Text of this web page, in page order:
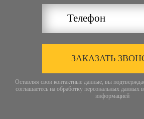
ЗАКАЗАТЬ
Оставляя свои контактные данные, вы
соглашаетесь на обработку персональных данных
информацией